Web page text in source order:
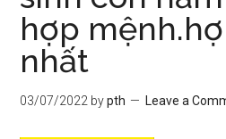
QUAN
ĐIỂM
hợp
nhất
03/07/2022 bypth Leave a